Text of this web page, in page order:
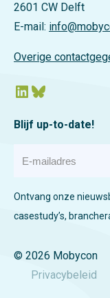
2601 CW Delft
E-mail:
Overige
LinkedIn Bluesky
Blijf up-to-date!
a
i
l
r
Ontvang onze
casestudy’s,
© 2026 Mobycon
Privacybeleid